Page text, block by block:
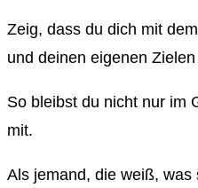
Zeig, dass du dich mit
und deinen eigenen
So bleibst du nicht nur im
mit.
Als jemand, die weiß,